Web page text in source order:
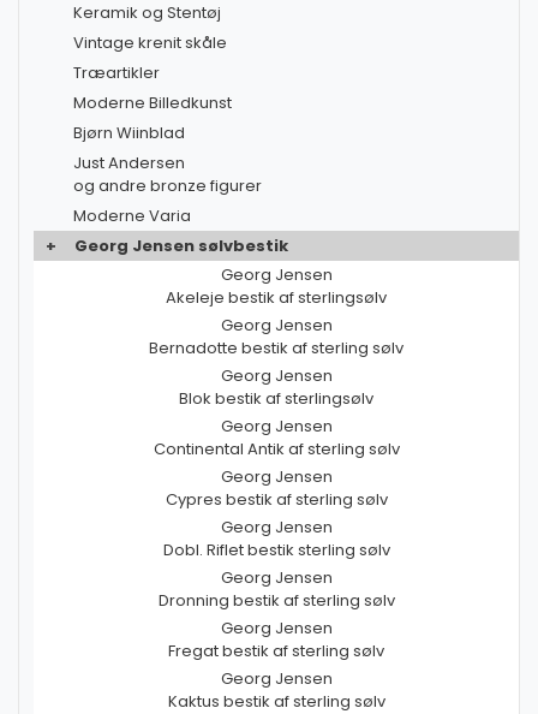
Keramik og Stentøj
Vintage krenit skåle
Træartikler
Moderne Billedkunst
Bjørn Wiinblad
Just Andersen
og andre bronze figurer
Moderne Varia
+
Georg Jensen sølvbestik
Georg Jensen
Akeleje bestik af sterlingsølv
Georg Jensen
Bernadotte bestik af sterling sølv
Georg Jensen
Blok bestik af sterlingsølv
Georg Jensen
Continental Antik af sterling sølv
Georg Jensen
Cypres bestik af sterling sølv
Georg Jensen
Dobl. Riflet bestik sterling sølv
Georg Jensen
Dronning bestik af sterling sølv
Georg Jensen
Fregat bestik af sterling sølv
Georg Jensen
Kaktus bestik af sterling sølv